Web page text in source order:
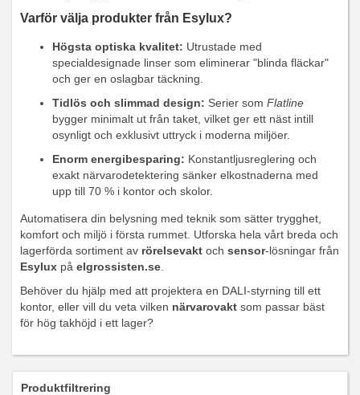
Varför välja produkter från Esylux?
Högsta optiska kvalitet: Utrustade med
specialdesignade linser som eliminerar "blinda fläckar"
och ger en oslagbar täckning.
Tidlös och slimmad design: Serier som Flatline
bygger minimalt ut från taket, vilket ger ett näst intill
osynligt och exklusivt uttryck i moderna miljöer.
Enorm energibesparing: Konstantljusreglering och
exakt närvarodetektering sänker elkostnaderna med
upp till 70 % i kontor och skolor.
Automatisera din belysning med teknik som sätter trygghet,
komfort och miljö i första rummet. Utforska hela vårt breda och
lagerförda sortiment av rörelsevakt och sensor-lösningar från
Esylux på elgrossisten.se
Behöver du hjälp med att projektera en DALI-styrning till ett
kontor, eller vill du veta vilken närvarovakt som passar bäst
för hög takhöjd i ett lager?
Produktfiltrering